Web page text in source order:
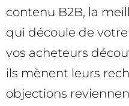
contenu B2B, la
qui découle de
vos acheteurs
ils mènent leurs
objections